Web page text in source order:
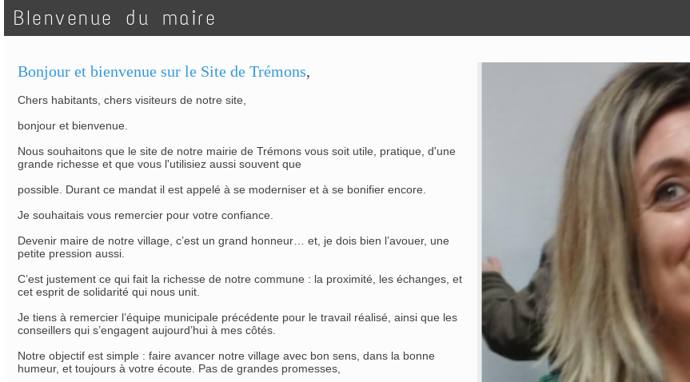
BIenvenue du maire
Bonjour et bienvenue sur le Site de Trémons,
Chers habitants, chers visiteurs de notre site,
bonjour et bienvenue.
Nous souhaitons que le site de notre mairie de Trémons vous soit utile, pratique, d'une
grande richesse et que vous l'utilisiez aussi souvent que
possible. Durant ce mandat il est appelé à se moderniser et à se bonifier encore.
Je souhaitais vous remercier pour votre confiance.
Devenir maire de notre village, c’est un grand honneur… et, je dois bien l’avouer, une
petite pression aussi.
C’est justement ce qui fait la richesse de notre commune : la proximité, les échanges, et
cet esprit de solidarité qui nous unit.
Je tiens à remercier l’équipe municipale précédente pour le travail réalisé, ainsi que les
conseillers qui s’engagent aujourd’hui à mes côtés.
Notre objectif est simple : faire avancer notre village avec bon sens, dans la bonne
humeur, et toujours à votre écoute. Pas de grandes promesses,